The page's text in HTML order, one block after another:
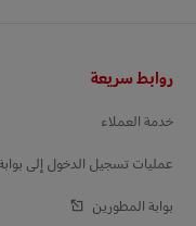
روابط سريعة
خدمة العملاء
عمليات تسجيل الدخول إلى
بوابة المطورين